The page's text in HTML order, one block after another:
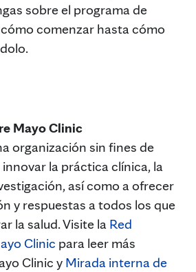
sobre el programa de
comenzar hasta cómo
Mayo Clinic
organización sin fines de
la práctica clínica, la
así como a ofrecer
y respuestas a todos los que
la salud. Visite la Red
Clinic para leer más
Clinic y Mirada interna de